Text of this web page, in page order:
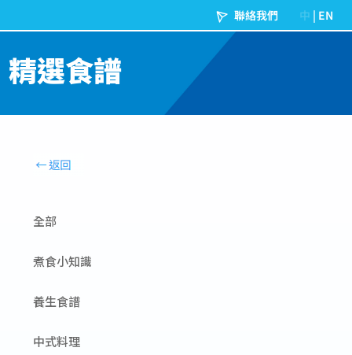
精選食譜
全部
煮食小知識
養生食譜
中式料理